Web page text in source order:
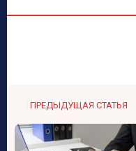
ПРЕДЫДУЩАЯ СТАТЬЯ